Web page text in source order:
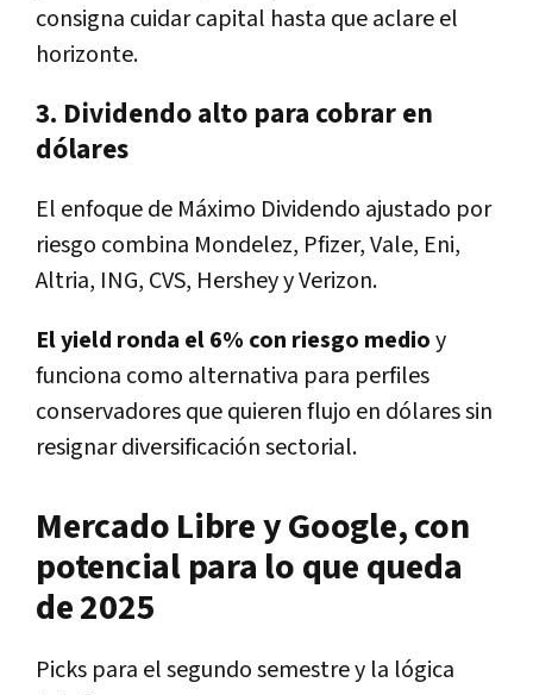
consigna cuidar capital hasta que aclare el
horizonte.
3. Dividendo alto para cobrar en
dólares
El enfoque de Máximo Dividendo ajustado por
riesgo combina Mondelez, Pfizer,Vale, Eni,
Altria, ING, CVS, HersheyyVerizon.
El yield ronda el 6% con riesgo medioy
funciona como alternativa para perfiles
conservadores que quierenflujo en dólaressin
resignar diversificación sectorial.
Mercado Libre y Google, con
potencial para lo que queda
de 2025
Picks para el segundo semestre y la lógica